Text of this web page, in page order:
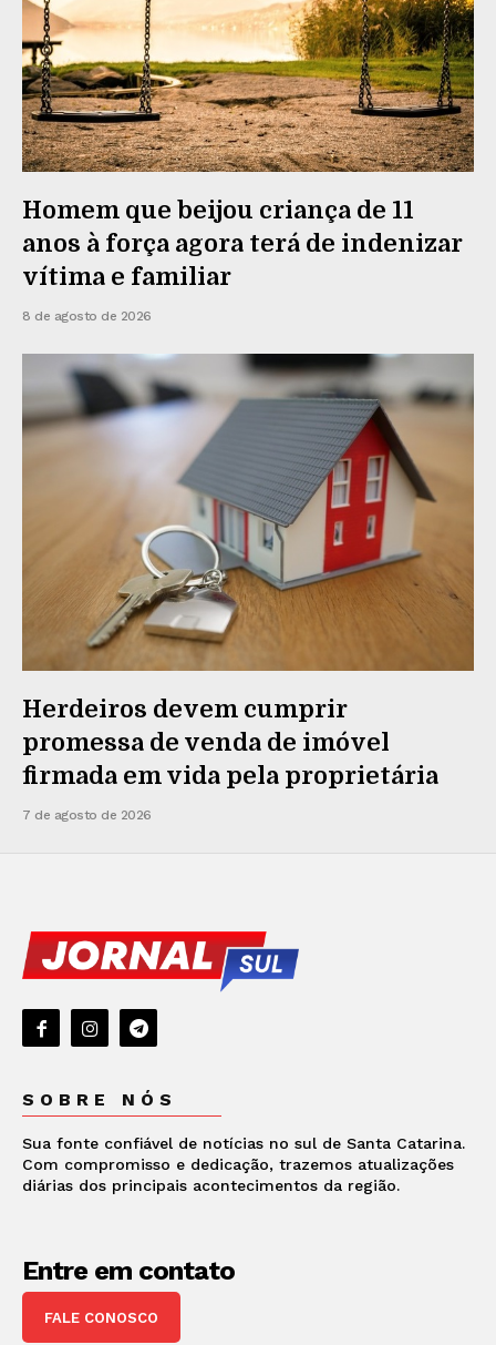
Homem que beijou criança de 11
anos à força agora terá de indenizar
vítima e familiar
8 de agosto de 2026
Herdeiros devem cumprir
promessa de venda de imóvel
firmada em vida pela proprietária
7 de agosto de 2026
SOBRE NÓS
Sua fonte confiável de notícias no sul de Santa Catarina.
Com compromisso e dedicação, trazemos atualizações
diárias dos principais acontecimentos da região.
Entre em contato
FALE CONOSCO